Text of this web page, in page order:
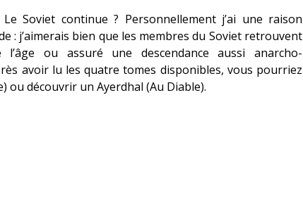
Soviet continue ? Personnellement j’ai une raison
: j’aimerais bien que les membres du Soviet retrouvent
ou assuré une descendance aussi anarcho-
avoir lu les quatre tomes disponibles, vous pourriez
ou découvrir un Ayerdhal (Au Diable).